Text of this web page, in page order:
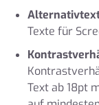
Texte für
Text ab 18pt